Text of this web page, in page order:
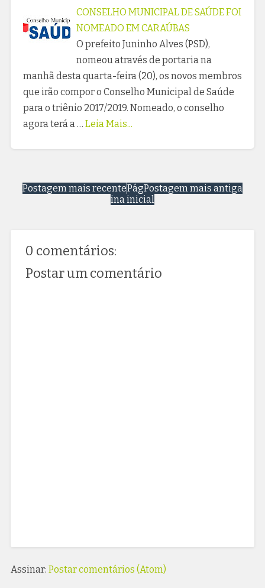
CONSELHO MUNICIPAL DE SAÚDE FOI
NOMEADO EM CARAÚBAS
O prefeito Juninho Alves (PSD),
nomeou através de portaria na
manhã desta quarta-feira (20), os novos membros
que irão compor o Conselho Municipal de Saúde
para o triênio 2017/2019. Nomeado, o conselho
agora terá a … Leia Mais...
Postagem mais recente Postagem mais antiga
Pág
ina inicial
0 comentários:
Postar um comentário
Assinar: Postar comentários (Atom)